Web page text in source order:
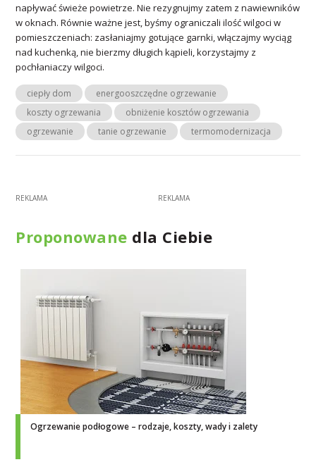
napływać świeże powietrze. Nie rezygnujmy zatem z nawiewników
w oknach. Równie ważne jest, byśmy ograniczali ilość wilgoci w
pomieszczeniach: zasłaniajmy gotujące garnki, włączajmy wyciąg
nad kuchenką, nie bierzmy długich kąpieli, korzystajmy z
pochłaniaczy wilgoci.
ciepły dom
energooszczędne ogrzewanie
koszty ogrzewania
obniżenie kosztów ogrzewania
ogrzewanie
tanie ogrzewanie termomodernizacja
Proponowane dla Ciebie
Ogrzewanie podłogowe – rodzaje, koszty, wady i zalety